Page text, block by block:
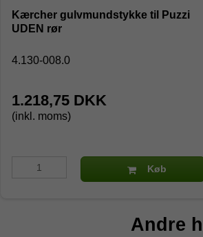
Kærcher gulvmundstykke til Puzzi
UDEN rør
4.130-008.0
1.218,75 DKK
(inkl. moms)
Køb
Andre